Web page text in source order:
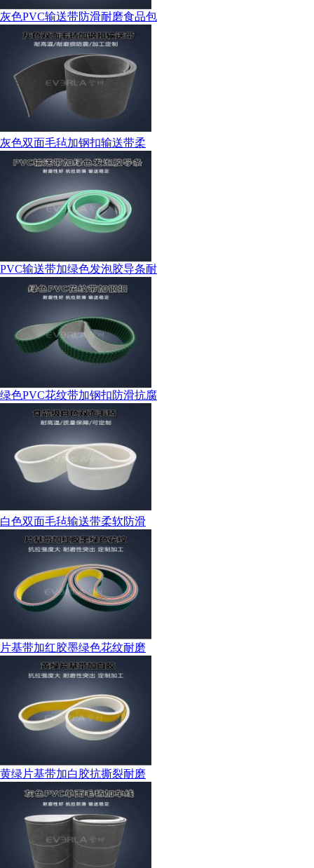
灰色PVC输送带防滑耐磨食品包
灰色双面毛毡加钢扣输送带柔
PVC输送带加绿色发泡胶导条耐
绿色PVC花纹带加钢扣防滑抗腐
白色双面毛毡输送带柔软防滑
片基带加红胶墨绿色花纹耐磨
黄绿片基带加白胶抗撕裂耐磨